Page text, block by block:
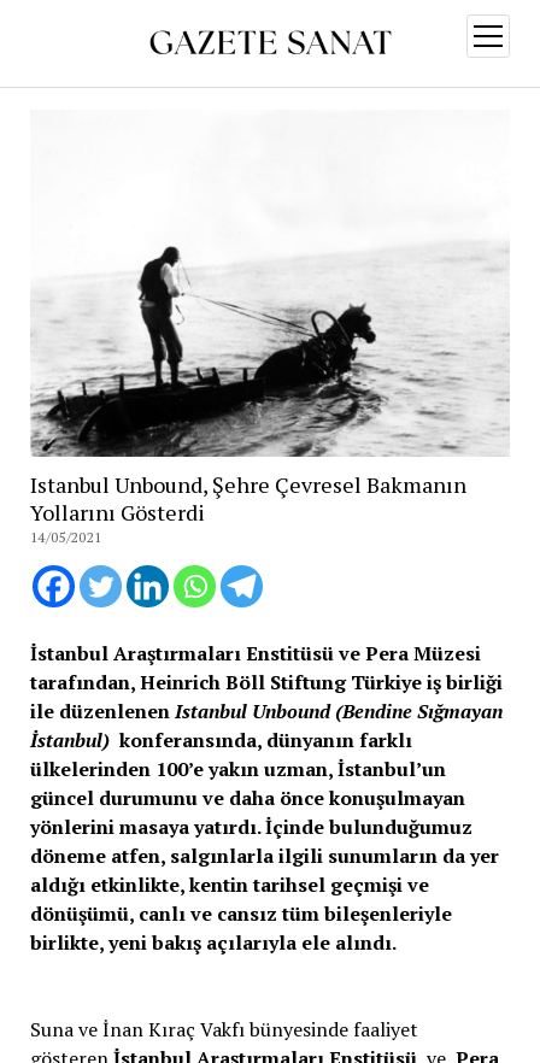
aç
Istanbul Unbound, Şehre Çevresel Bakmanın
Yollarını Gösterdi
14/05/2021
İstanbul Araştırmaları Enstitüsü ve Pera Müzesi
tarafından, Heinrich Böll Stiftung Türkiye iş birliği
ile düzenlenenIstanbul Unbound (Bendine Sığmayan
İstanbul)konferansında, dünyanın farklı
ülkelerinden 100’e yakın uzman, İstanbul’un
güncel durumunu ve daha önce konuşulmayan
yönlerini masaya yatırdı. İçinde bulunduğumuz
döneme atfen, salgınlarla ilgili sunumların da yer
aldığı etkinlikte, kentin tarihsel geçmişi ve
dönüşümü, canlı ve cansız tüm bileşenleriyle
birlikte, yeni bakış açılarıyla ele alındı.
Suna ve İnan Kıraç Vakfı bünyesinde faaliyet